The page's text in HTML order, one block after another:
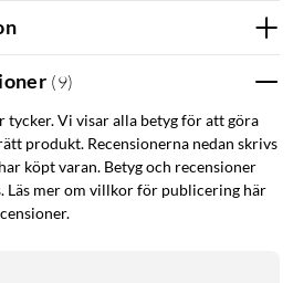
(9)
tycker. Vi visar alla betyg för att göra
produkt. Recensionerna nedan skrivs
köpt varan. Betyg och recensioner
Läs mer om villkor för publicering här